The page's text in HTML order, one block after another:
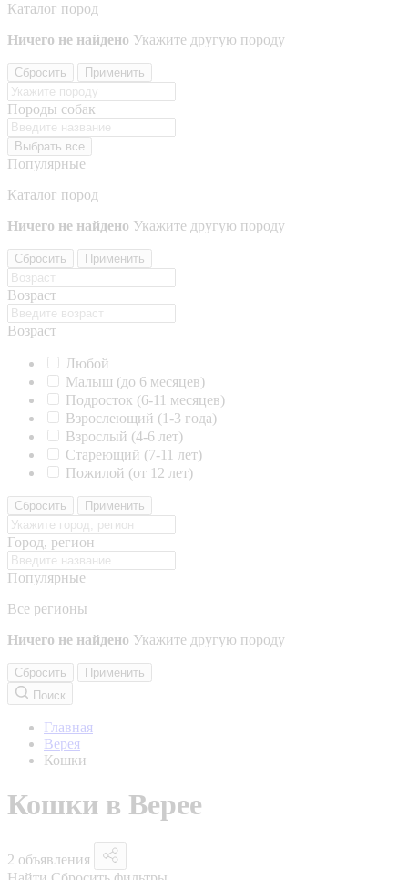
Каталог пород
Ничего не найдено Укажите другую породу
Сбросить Применить
Породы собак
Выбрать все
Популярные
Каталог пород
Ничего не найдено Укажите другую породу
Сбросить Применить
Возраст
Возраст
Любой
Малыш (до 6 месяцев)
Подросток (6-11 месяцев)
Взрослеющий (1-3 года)
Взрослый (4-6 лет)
Стареющий (7-11 лет)
Пожилой (от 12 лет)
Сбросить Применить
Город, регион
Популярные
Все регионы
Ничего не найдено Укажите другую породу
Сбросить
Применить
Поиск
Главная
Верея
Кошки
Кошки в Верее
2 объявления